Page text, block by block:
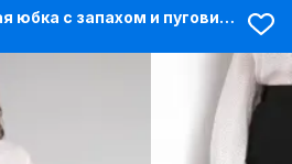
Зауженная черная юбка с запахом и пуговицами для офисных образов